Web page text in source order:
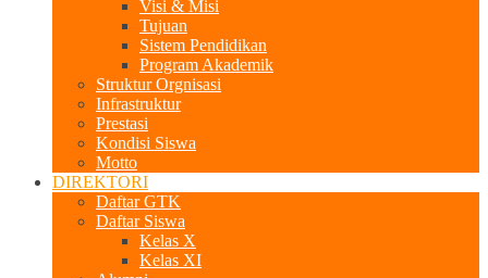
Visi & Misi
Tujuan
Sistem Pendidikan
Program Akademik
Struktur Orgnisasi
Infrastruktur
Prestasi
Kondisi Siswa
Motto
DIREKTORI
Daftar GTK
Daftar Siswa
Kelas X
Kelas XI